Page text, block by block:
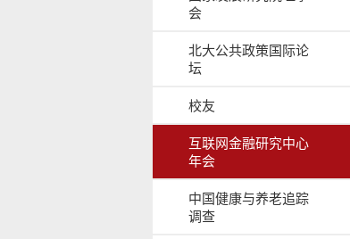
a
d
e
b
a
会
北大公共政策国际论
坛
校友
互联网金融研究中心
年会
中国健康与养老追踪
调查